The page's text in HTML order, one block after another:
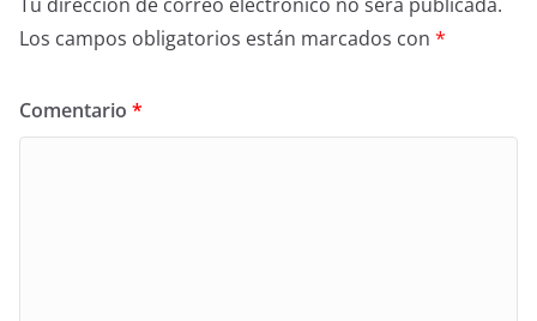
Los campos obligatorios están marcados con *
Comentario *